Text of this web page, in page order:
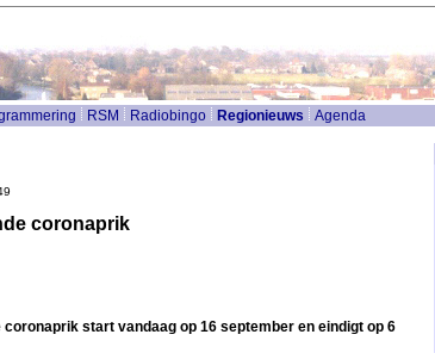
RSM Radiobingo Regionieuws Agenda
coronaprik
start vandaag op 16 september en eindigt op 6